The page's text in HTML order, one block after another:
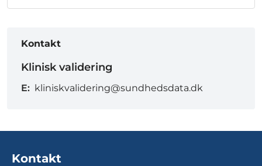
Kontakt
Klinisk validering
E: kliniskvalidering@sundhedsdata.dk
Kontakt